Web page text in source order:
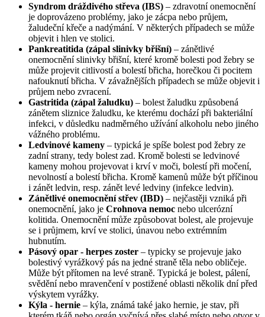
Syndrom dráždivého střeva (IBS) – zdravotní onemocnění
je doprovázeno problémy, jako je zácpa nebo průjem,
žaludeční křeče a nadýmání. V některých případech se může
objevit i hlen ve stolici.
Pankreatitida (zápal slinivky břišní) – zánětlivé
onemocnění slinivky břišní, které kromě bolesti pod žebry se
může projevit citlivostí a bolestí břicha, horečkou či pocitem
nafouknutí břicha. V závažnějších případech se může objevit i
průjem nebo zvracení.
Gastritida (zápal žaludku) – bolest žaludku způsobená
zánětem sliznice žaludku, ke kterému dochází při bakteriální
infekci, v důsledku nadměrného užívání alkoholu nebo jiného
vážného problému.
Ledvinové kameny – typická je spíše bolest pod žebry ze
zadní strany, tedy bolest zad. Kromě bolesti se ledvinové
kameny mohou projevovat i krví v moči, bolestí při močení,
nevolností a bolestí břicha. Kromě kamenů může být příčinou
i zánět ledvin, resp. zánět levé ledviny (infekce ledvin).
Zánětlivé onemocnění střev (IBD) – nejčastěji vzniká při
onemocnění, jako je Crohnova nemoc nebo ulcerózní
kolitida. Onemocnění může způsobovat bolest, ale projevuje
se i průjmem, krví ve stolici, únavou nebo extrémním
hubnutím.
Pásový opar - herpes zoster – typicky se projevuje jako
bolestivý vyrážkový pás na jedné straně těla nebo obličeje.
Může být přítomen na levé straně. Typická je bolest, pálení,
svědění nebo mravenčení v postižené oblasti několik dní před
výskytem vyrážky.
Kýla - hernie – kýla, známá také jako hernie, je stav, při